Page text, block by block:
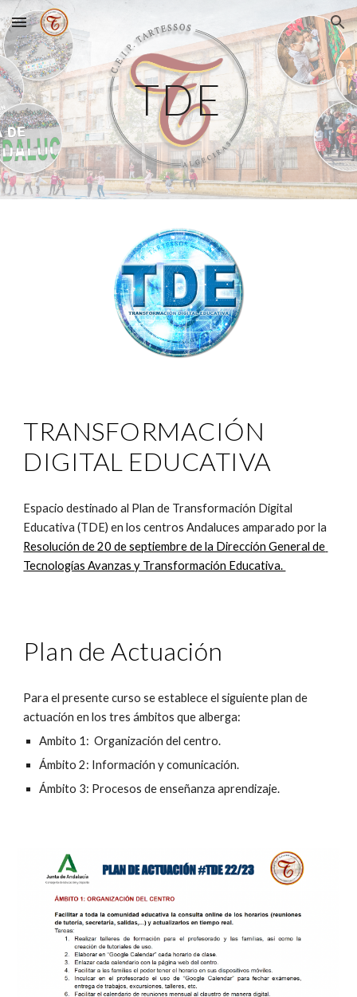
Skip to main content Skip to navigation
TDE
TRANSFORMACIÓN
DIGITAL EDUCATIVA
Espacio destinado al Plan de Transformación Digital
Resolución de 20 de septiembre de la Dirección General de
Tecnologías Avanzas y Transformación Educativa.
Plan de Actuación
Para el presente curso se establece el siguiente plan de
actuación en los tres ámbitos que alberga:
Ambito 1:  Organización del centro.
Ámbito 2: Información y comunicación.
Ámbito 3: Procesos de enseñanza aprendizaje.